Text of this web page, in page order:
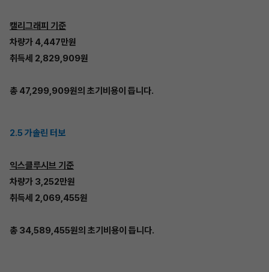
캘리그래피 기준
차량가 4,447만원
취득세 2,829,909원
총 47,299,909원의 초기비용이 듭니다.
2.5 가솔린 터보
익스클루시브 기준
차량가 3,252만원
취득세 2,069,455원
총 34,589,455원의 초기비용이 듭니다.